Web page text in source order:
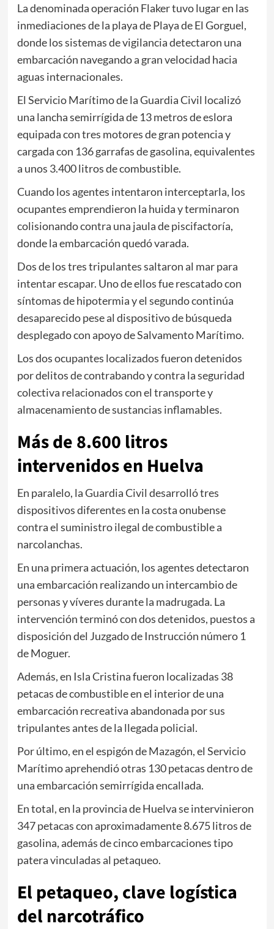
La denominada operación Flaker tuvo lugar en las
inmediaciones de la playa dePlaya de El Gorguel,
donde los sistemas de vigilancia detectaron una
embarcación navegando a gran velocidad hacia
aguas internacionales.
El Servicio Marítimo de la Guardia Civil localizó
una lancha semirrígida de 13 metros de eslora
equipada con tres motores de gran potencia y
cargada con 136 garrafas de gasolina, equivalentes
a unos 3.400 litros de combustible.
Cuando los agentes intentaron interceptarla, los
ocupantes emprendieron la huida y terminaron
colisionando contra una jaula de piscifactoría,
donde la embarcación quedó varada.
Dos de los tres tripulantes saltaron al mar para
intentar escapar. Uno de ellos fue rescatado con
síntomas de hipotermia y el segundo continúa
desaparecido pese al dispositivo de búsqueda
desplegado con apoyo de Salvamento Marítimo.
Los dos ocupantes localizados fueron detenidos
por delitos de contrabando y contra la seguridad
colectiva relacionados con el transporte y
almacenamiento de sustancias inflamables.
Más de 8.600 litros
intervenidos en Huelva
En paralelo, la Guardia Civil desarrolló tres
dispositivos diferentes en la costa onubense
contra el suministro ilegal de combustible a
narcolanchas.
En una primera actuación, los agentes detectaron
una embarcación realizando un intercambio de
personas y víveres durante la madrugada. La
intervención terminó con dos detenidos, puestos a
disposición del Juzgado de Instrucción número 1
deMoguer.
Además, en Isla Cristinafueron localizadas 38
petacas de combustible en el interior de una
embarcación recreativa abandonada por sus
tripulantes antes de la llegada policial.
Por último, en el espigón deMazagón, el Servicio
Marítimo aprehendió otras 130 petacas dentro de
una embarcación semirrígida encallada.
En total, en la provincia de Huelva se intervinieron
347 petacas con aproximadamente 8.675 litros de
gasolina, además de cinco embarcaciones tipo
patera vinculadas al petaqueo.
El petaqueo, clave logística
del narcotráfico